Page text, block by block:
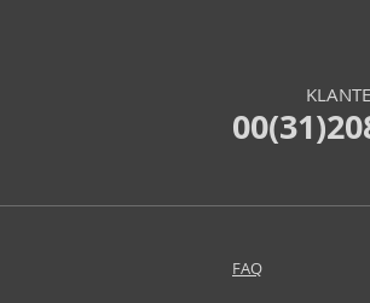
Dolce & Gabbana (144)
Ducati (2)
Eight & Bob (1)FAQ